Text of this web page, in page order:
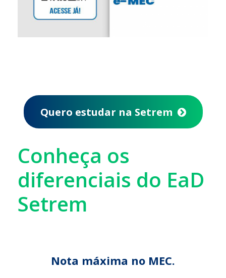
Quero estudar na Setrem
Conheça os
diferenciais do EaD
Setrem
Nota máxima no MEC.